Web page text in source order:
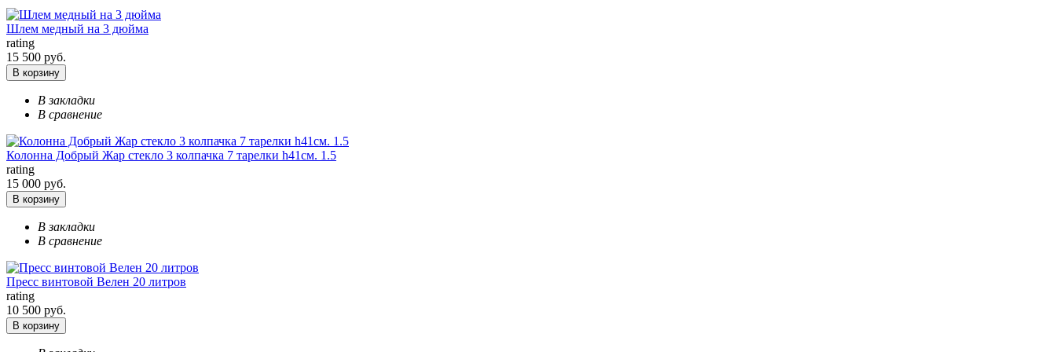
Шлем медный на 3 дюйма
rating
15 500 руб.
В корзину
В закладки
В сравнение
Колонна Добрый Жар стекло 3 колпачка 7 тарелки h41см. 1.5
rating
15 000 руб.
В корзину
В закладки
В сравнение
Пресс винтовой Велен 20 литров
rating
10 500 руб.
В корзину